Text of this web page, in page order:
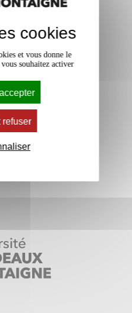
cookies
et vous donne le
souhaitez activer
refuser